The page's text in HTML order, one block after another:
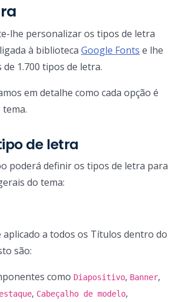
lhe personalizar os tipos de letra
à biblioteca Google Fonts e lhe
de 1.700 tipos de letra.
em detalhe como cada opção é
de letra
poderá definir os tipos de letra para
do tema:
aplicado a todos os Títulos dentro do
são:
como Diapositivo, Banner,
, Cabeçalho de modelo,